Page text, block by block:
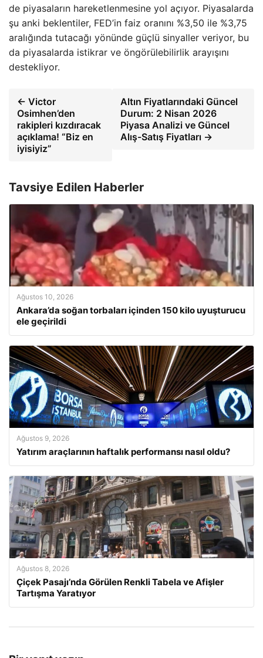
de piyasaların hareketlenmesine yol açıyor. Piyasalarda
şu anki beklentiler, FED’in faiz oranını %3,50 ile %3,75
aralığında tutacağı yönünde güçlü sinyaller veriyor, bu
da piyasalarda istikrar ve öngörülebilirlik arayışını
destekliyor.
← Victor
Osimhen’den
rakipleri kızdıracak
açıklama! “Biz en
iyisiyiz”
Altın Fiyatlarındaki Güncel
Durum: 2 Nisan 2026
Piyasa Analizi ve Güncel
Alış-Satış Fiyatları →
Tavsiye Edilen Haberler
Ağustos 10, 2026
Ankara’da soğan torbaları içinden 150 kilo uyuşturucu
ele geçirildi
Ağustos 9, 2026
Yatırım araçlarının haftalık performansı nasıl oldu?
Ağustos 8, 2026
Çiçek Pasajı’nda Görülen Renkli Tabela ve Afişler
Tartışma Yaratıyor